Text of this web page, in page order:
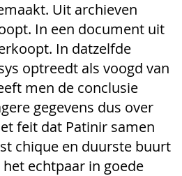
Uit archieven
In een document uit
In datzelfde
optreedt als voogd van
men de conclusie
gegevens dus over
feit dat Patinir samen
chique en duurste buurt
echtpaar in goede